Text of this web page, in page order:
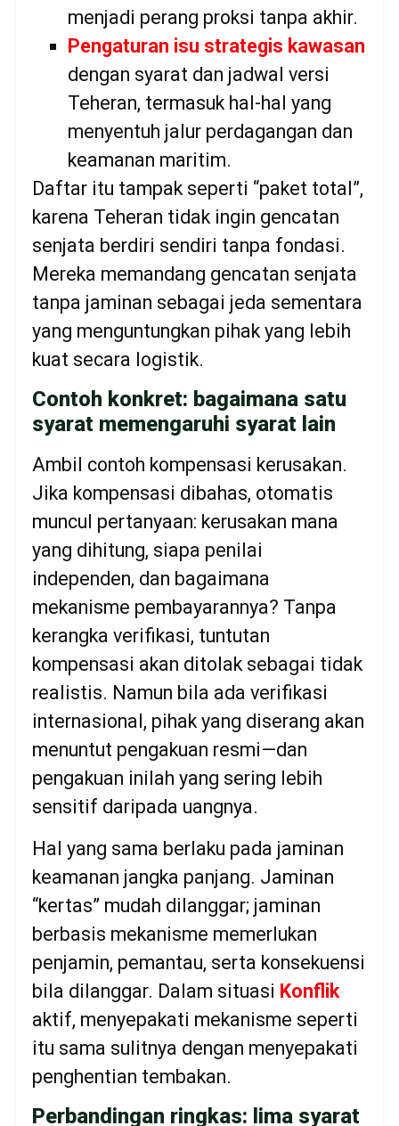
menjadi perang proksi tanpa akhir.
Pengaturan isu strategis kawasan
dengan syarat dan jadwal versi
Teheran, termasuk hal-hal yang
menyentuh jalur perdagangan dan
keamanan maritim.
Daftar itu tampak seperti “paket total”,
karena Teheran tidak ingin gencatan
senjata berdiri sendiri tanpa fondasi.
Mereka memandang gencatan senjata
tanpa jaminan sebagai jeda sementara
yang menguntungkan pihak yang lebih
kuat secara logistik.
Contoh konkret: bagaimana satu
syarat memengaruhi syarat lain
Ambil contoh kompensasi kerusakan.
Jika kompensasi dibahas, otomatis
muncul pertanyaan: kerusakan mana
yang dihitung, siapa penilai
independen, dan bagaimana
mekanisme pembayarannya? Tanpa
kerangka verifikasi, tuntutan
kompensasi akan ditolak sebagai tidak
realistis. Namun bila ada verifikasi
internasional, pihak yang diserang akan
menuntut pengakuan resmi—dan
pengakuan inilah yang sering lebih
sensitif daripada uangnya.
Hal yang sama berlaku pada jaminan
keamanan jangka panjang. Jaminan
“kertas” mudah dilanggar; jaminan
berbasis mekanisme memerlukan
penjamin, pemantau, serta konsekuensi
bila dilanggar. Dalam situasi Konflik
aktif, menyepakati mekanisme seperti
itu sama sulitnya dengan menyepakati
penghentian tembakan.
Perbandingan ringkas: lima syarat